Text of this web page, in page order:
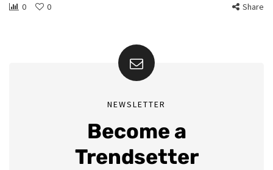
0 0 Share
NEWSLETTER
Become a
Trendsetter